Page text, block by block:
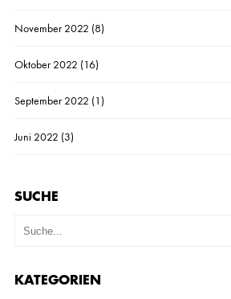
November 2022 (8)
Oktober 2022 (16)
September 2022 (1)
Juni 2022 (3)
SUCHE
KATEGORIEN